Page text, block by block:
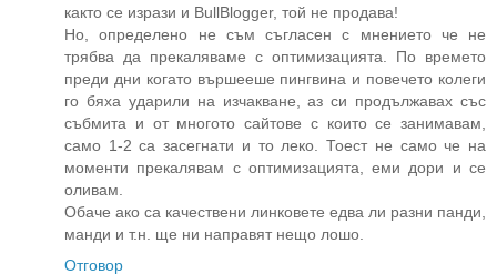
както се изрази и BullBlogger, той не продава!
Но, определено не съм съгласен с мнението че не
трябва да прекаляваме с оптимизацията. По времето
преди дни когато вършееше пингвина и повечето колеги
го бяха ударили на изчакване, аз си продължавах със
събмита и от многото сайтове с които се занимавам,
само 1-2 са засегнати и то леко. Тоест не само че на
моменти прекалявам с оптимизацията, еми дори и се
оливам.
Обаче ако са качествени линковете едва ли разни панди,
манди и т.н. ще ни направят нещо лошо.
Отговор